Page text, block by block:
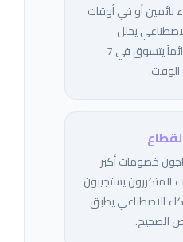
نائمين أو في أوقات
يحلل
السلوك: إذا العميل دائماً يتسوق في 7
خصومات أكبر
المتكررون يستجيبون
(5٪). الذكاء الاصطناعي يطبق
الصحيح.